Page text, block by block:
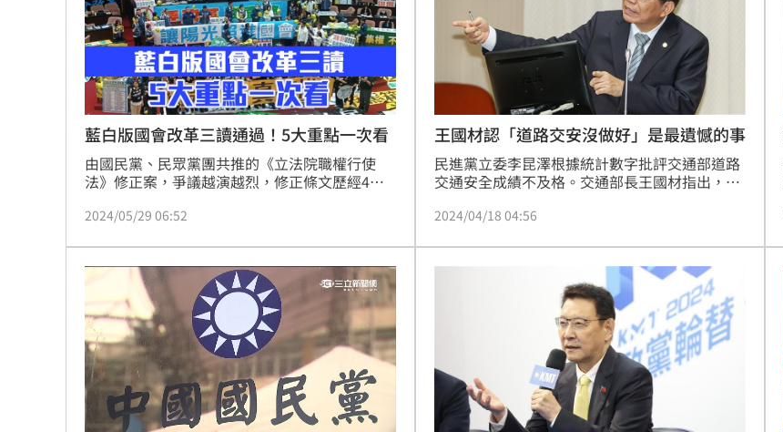
藍白版國會改革三讀通過！5大重點一次看
由國民黨、民眾黨團共推的《立法院職權行使
法》修正案，爭議越演越烈，修正條文歷經4次
下，正式三讀通過。《立法院職權行使法修正草
常態化、藐視國會罪、同意權行使、調查權、聽
證權。
2024/05/29 06:52
王國材認「道路交安沒做好」是最遺憾的事
民進黨立委李昆澤根據統計數字批評交通部道路
交通安全成績不及格。交通部長王國材指出，道
做好，但去年下半年已有成效，希望交通部未來
2024/04/18 04:56